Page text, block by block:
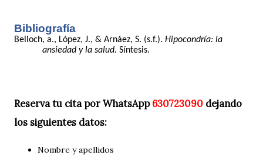
Bibliografía
Belloch, a., López, J., & Arnáez, S. (s.f.). Hipocondría: la
ansiedad y la salud. Síntesis.
Reserva tu cita por WhatsApp 630723090 dejando
los siguientes datos:
Nombre y apellidos